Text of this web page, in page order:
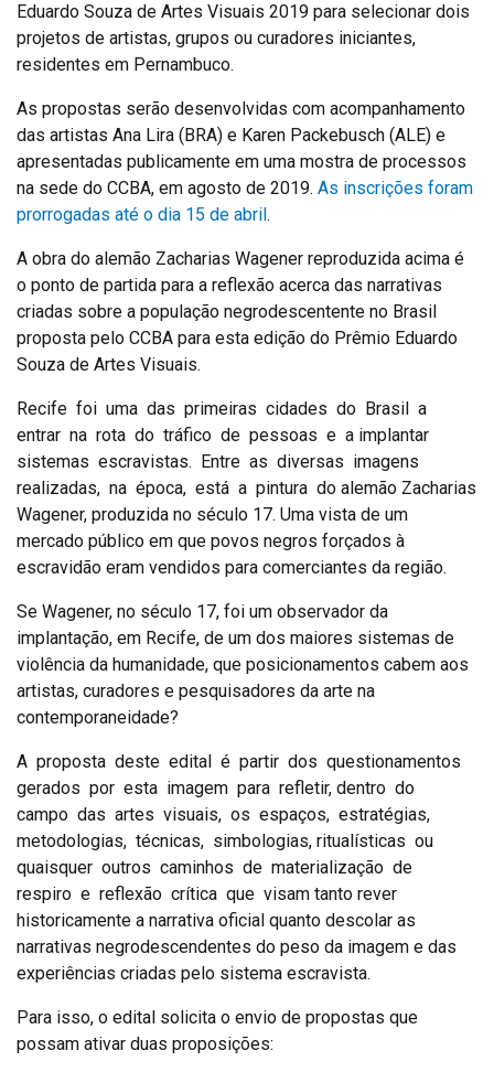
Eduardo Souza de Artes Visuais 2019 para selecionar dois
projetos de artistas, grupos ou curadores iniciantes,
residentes em Pernambuco.
As propostas serão desenvolvidas com acompanhamento
das artistas Ana Lira (BRA) e Karen Packebusch (ALE) e
apresentadas publicamente em uma mostra de processos
na sede do CCBA, em agosto de 2019. As inscrições foram
prorrogadas até o dia 15 de abril .
A obra do alemão Zacharias Wagener reproduzida acima é
o ponto de partida para a reflexão acerca das narrativas
criadas sobre a população negrodescentente no Brasil
proposta pelo CCBA para esta edição do Prêmio Eduardo
Souza de Artes Visuais.
Recife foi uma das primeiras cidades do Brasil a
entrar na rota do tráfico de pessoas e a implantar
sistemas escravistas. Entre as diversas imagens
realizadas, na época, está a pintura do alemão Zacharias
Wagener, produzida no século 17. Uma vista de um
mercado público em que povos negros forçados à
escravidão eram vendidos para comerciantes da região.
Se Wagener, no século 17, foi um observador da
implantação, em Recife, de um dos maiores sistemas de
violência da humanidade, que posicionamentos cabem aos
artistas, curadores e pesquisadores da arte na
contemporaneidade?
A proposta deste edital é partir dos questionamentos
gerados por esta imagem para refletir, dentro do
campo das artes visuais, os espaços, estratégias,
metodologias, técnicas, simbologias, ritualísticas ou
quaisquer outros caminhos de materialização de
respiro e reflexão crítica que visam tanto rever
historicamente a narrativa oficial quanto descolar as
narrativas negrodescendentes do peso da imagem e das
experiências criadas pelo sistema escravista.
Para isso, o edital solicita o envio de propostas que
possam ativar duas proposições: